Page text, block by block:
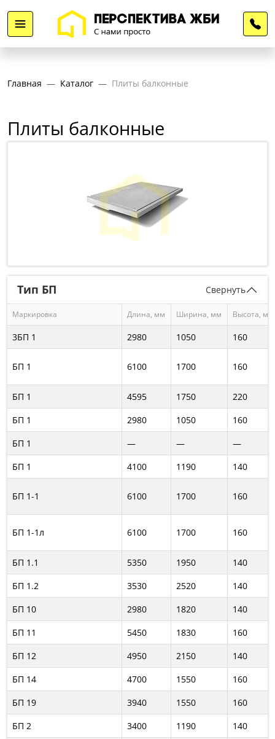
Главная Каталог Плиты балконные
Плиты балконные
Тип БП Свернуть
Маркировка Длина, мм Ширина, мм Высота, мм
3БП 1 2980 1050 160
БП 1 6100 1700 160
БП 1 4595 1750
220
БП 1
2980 1050
160
БП 1
— —
—
БП 1
4100 1190 140
БП 1-1 6100 1700 160
БП 1-1л 6100 1700 160
БП 1.1 5350 1950
140
БП 1.2
3530 2520
140
БП 10
2980 1820
140
БП 11
5450 1830
160
БП 12
4950 2150
140
БП 14
4700 1550
160
БП 19
3940 1550
160
БП 2
3400 1190 140